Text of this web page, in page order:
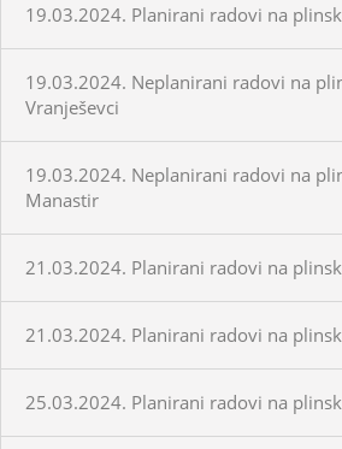
19.03.2024. Planirani radovi na
19.03.2024. Neplanirani radovi na
Vranješevci
19.03.2024. Neplanirani radovi na
Manastir
21.03.2024. Planirani radovi na
21.03.2024. Planirani radovi na
25.03.2024. Planirani radovi na